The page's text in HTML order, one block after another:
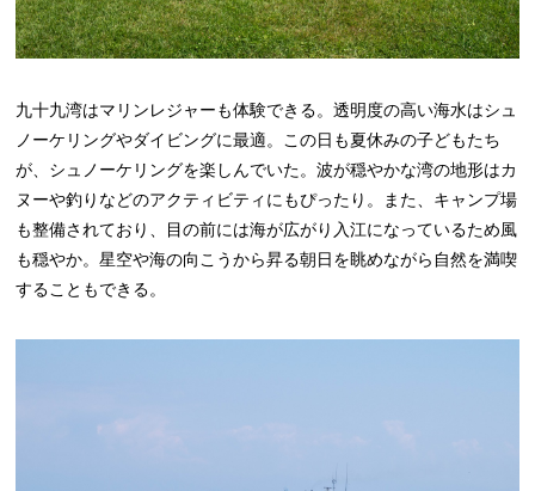
九十九湾はマリンレジャーも体験できる。透明度の高い海水はシュ
ノーケリングやダイビングに最適。この日も夏休みの子どもたち
が、シュノーケリングを楽しんでいた。波が穏やかな湾の地形はカ
ヌーや釣りなどのアクティビティにもぴったり。また、キャンプ場
も整備されており、目の前には海が広がり入江になっているため風
も穏やか。星空や海の向こうから昇る朝日を眺めながら自然を満喫
することもできる。